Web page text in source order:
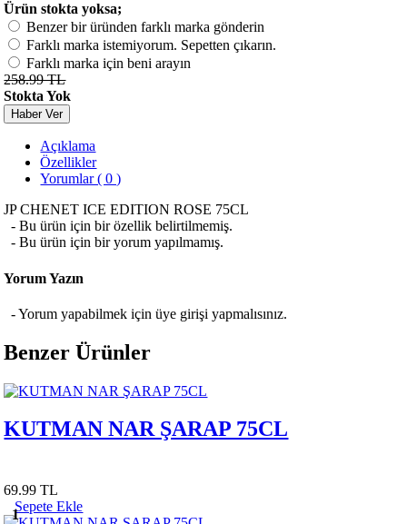
Ürün stokta yoksa;
Benzer bir üründen farklı marka gönderin
Farklı marka istemiyorum. Sepetten çıkarın.
Farklı marka için beni arayın
258.99 TL
Stokta Yok
Haber Ver
Açıklama
Özellikler
Yorumlar ( 0 )
JP CHENET ICE EDITION ROSE 75CL
- Bu ürün için bir özellik belirtilmemiş.
- Bu ürün için bir yorum yapılmamış.
Yorum Yazın
- Yorum yapabilmek için üye girişi yapmalısınız.
Benzer Ürünler
KUTMAN NAR ŞARAP 75CL
69.99 TL
1
Sepete Ekle